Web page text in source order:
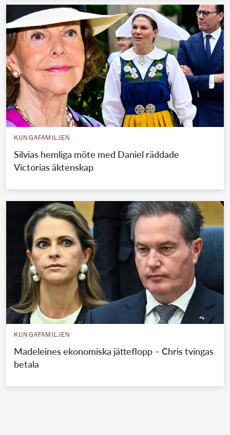
KUNGAFAMILJEN
Silvias hemliga möte med Daniel räddade
Victorias äktenskap
KUNGAFAMILJEN
Madeleines ekonomiska jätteflopp – Chris tvingas
betala